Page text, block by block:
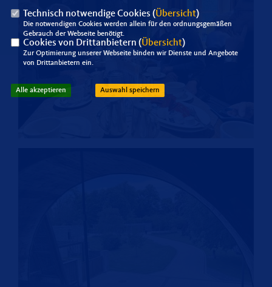
Technisch notwendige Cookies (Übersicht)
Die notwendigen Cookies werden allein für den ordnungsgemäßen
Gebrauch der Webseite benötigt.
Cookies von Drittanbietern (Übersicht)
Zur Optimierung unserer Webseite binden wir Dienste und Angebote
von Drittanbietern ein.
Alle akzeptieren Auswahl speichern